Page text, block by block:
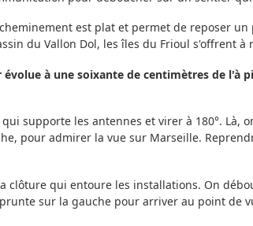
est plat et permet de reposer
du Vallon Dol, les îles du Frioul s'offrent à
à une soixante de centimètres de l'à
supporte les antennes et virer à 180°. Là,
pour admirer la vue sur Marseille.
clôture qui entoure les installations. On
sur la gauche pour arriver au point de